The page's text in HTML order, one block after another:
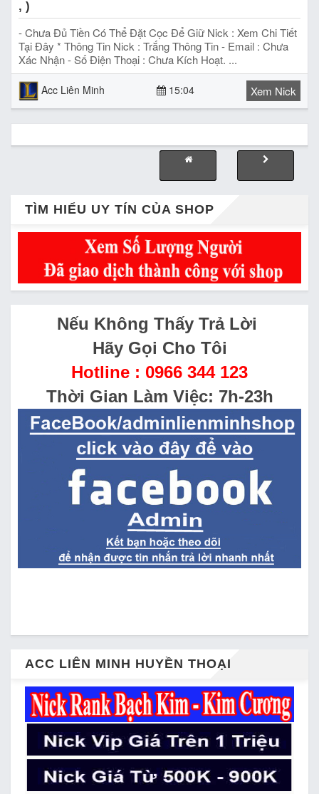
, )
- Chưa Đủ Tiền Có Thể Đặt Cọc Để Giữ Nick : Xem Chi Tiết
Tại Đây * Thông Tin Nick : Trắng Thông Tin - Email : Chưa
Xác Nhận - Số Điện Thoại : Chưa Kích Hoạt. ...
Acc Liên Minh 15:04 Xem Nick
TÌM HIỂU UY TÍN CỦA SHOP
Nếu Không Thấy Trả Lời
Hãy Gọi Cho Tôi
Hotline : 0966 344 123
Thời Gian Làm Việc: 7h-23h
ACC LIÊN MINH HUYỀN THOẠI